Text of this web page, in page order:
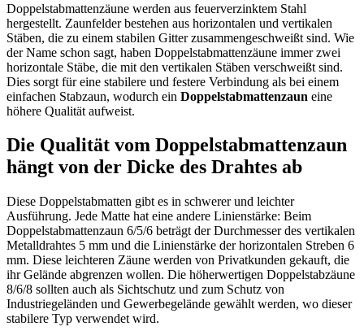
Doppelstabmattenzäune werden aus feuerverzinktem Stahl
hergestellt. Zaunfelder bestehen aus horizontalen und vertikalen
Stäben, die zu einem stabilen Gitter zusammengeschweißt sind. Wie
der Name schon sagt, haben Doppelstabmattenzäune immer zwei
horizontale Stäbe, die mit den vertikalen Stäben verschweißt sind.
Dies sorgt für eine stabilere und festere Verbindung als bei einem
einfachen Stabzaun, wodurch ein Doppelstabmattenzaun eine
höhere Qualität aufweist.
Die Qualität vom Doppelstabmattenzaun
hängt von der Dicke des Drahtes ab
Diese Doppelstabmatten gibt es in schwerer und leichter
Ausführung. Jede Matte hat eine andere Linienstärke: Beim
Doppelstabmattenzaun 6/5/6 beträgt der Durchmesser des vertikalen
Metalldrahtes 5 mm und die Linienstärke der horizontalen Streben 6
mm. Diese leichteren Zäune werden von Privatkunden gekauft, die
ihr Gelände abgrenzen wollen. Die höherwertigen Doppelstabzäune
8/6/8 sollten auch als Sichtschutz und zum Schutz von
Industriegeländen und Gewerbegelände gewählt werden, wo dieser
stabilere Typ verwendet wird.